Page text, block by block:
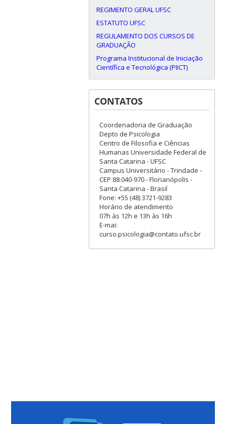
REGIMENTO GERAL UFSC
ESTATUTO UFSC
REGULAMENTO DOS CURSOS DE
GRADUAÇÃO
Programa Institucional de Iniciação
Científica e Tecnológica (PIICT)
CONTATOS
Coordenadoria de Graduação
Depto de Psicologia
Centro de Filosofia e Ciências
Humanas Universidade Federal de
Santa Catarina - UFSC
Campus Universitário - Trindade -
CEP 88.040-970 - Florianópolis -
Santa Catarina - Brasil
Fone: +55 (48) 3721-9283
Horário de atendimento
07h às 12h e 13h às 16h
E-mai:
curso.psicologia@contato.ufsc.br